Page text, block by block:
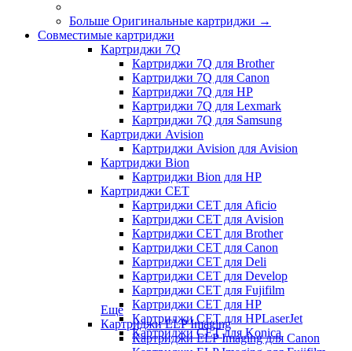
Больше Оригинальные картриджи →
Совместимые картриджи
Картриджи 7Q
Картриджи 7Q для Brother
Картриджи 7Q для Canon
Картриджи 7Q для HP
Картриджи 7Q для Lexmark
Картриджи 7Q для Samsung
Картриджи Avision
Картриджи Avision для Avision
Картриджи Bion
Картриджи Bion для HP
Картриджи CET
Картриджи CET для Aficio
Картриджи CET для Avision
Картриджи CET для Brother
Картриджи CET для Canon
Картриджи CET для Deli
Картриджи CET для Develop
Картриджи CET для Fujifilm
Картриджи CET для HP
Картриджи CET для HPLaserJet
Картриджи CET для Konica
Еще
Картриджи ELP Imaging
Картриджи ELP Imaging для Canon